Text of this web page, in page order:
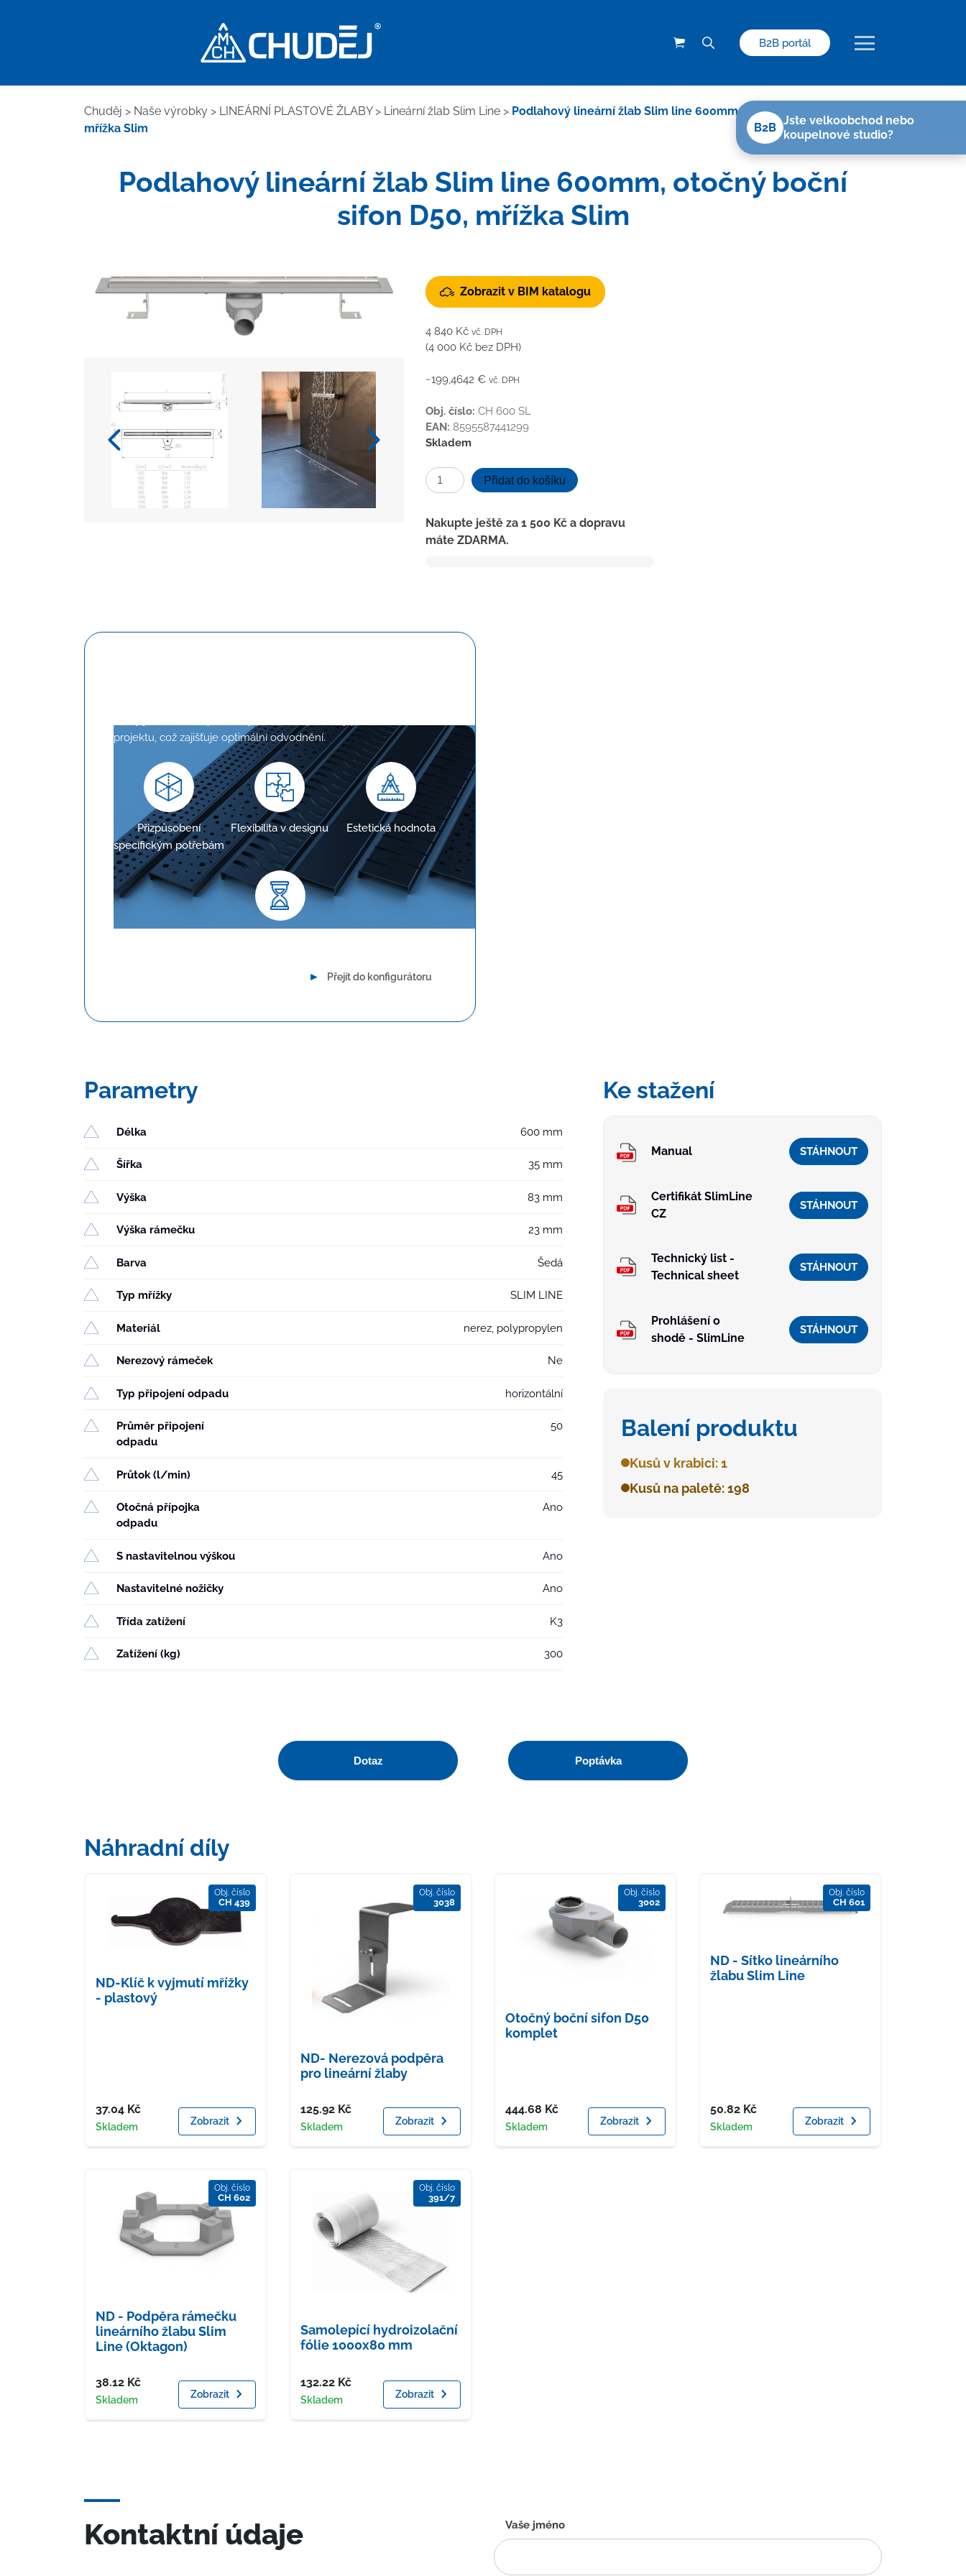
B2B portál
Chuděj > Naše výrobky > LINEÁRNÍ PLASTOVÉ ŽLABY> Lineární žlab Slim Line > Podlahový lineární žlab Slim line 600mm, otočný boční sifon D50,
mřížka Slim
Podlahový lineární žlab Slim line 600mm, otočný boční
sifon D50, mřížka Slim
Zobrazit v BIM katalogu
4 840 Kč vč. DPH
(4 000 Kč bez DPH)
~199,4642 € vč. DPH
Obj. číslo: CH 600 SL
EAN: 8595587441299
Skladem
Podlahový
lineární
Slim
line
D50,
Přidat do košíku
Nakupte ještě za 1 500 Kč a dopravu
máte ZDARMA.
projektu, což zajišťuje optimální odvodnění.
Přizpůsobení
specifickým potřebám
Flexibilita v designu Estetická hodnota
► Přejít do konfigurátoru
Parametry
Délka 600 mm
Šířka 35 mm
Výška 83 mm
Výška rámečku 23 mm
Barva Šedá
Typ mřížky SLIM LINE
Materiál nerez, polypropylen
Nerezový rámeček Ne
Typ připojení odpadu horizontální
Průměr připojení
odpadu
50
Průtok (l/min) 45
Otočná přípojka
odpadu
Ano
S nastavitelnou výškou Ano
Nastavitelné nožičky Ano
Třída zatížení K3
Zatížení (kg) 300
Ke stažení
Manual STÁHNOUT
Certifikát SlimLine
CZ
STÁHNOUT
Technický list -
Technical sheet
STÁHNOUT
Prohlášení o
shodě - SlimLine
STÁHNOUT
Balení produktu
Kusů v krabici: 1
Kusů na paletě: 198
Dotaz Poptávka
Náhradní díly
Obj. číslo
CH 439
ND-Klíč k vyjmutí mřížky
- plastový
Cena
37.04 Kč
Dostupnost
Skladem Zobrazit
Obj. číslo
3038
ND- Nerezová podpěra
pro lineární žlaby
Cena
125.92 Kč
Dostupnost
Skladem Zobrazit
Obj. číslo
3002
Otočný boční sifon D50
komplet
Cena
444.68 Kč
Dostupnost
Skladem Zobrazit
Obj. číslo
CH 601
ND - Sítko lineárního
žlabu Slim Line
Cena
50.82 Kč
Dostupnost
Skladem Zobrazit
Obj. číslo
CH 602
ND - Podpěra rámečku
lineárního žlabu Slim
Line (Oktagon)
Cena
38.12 Kč
Dostupnost
Skladem Zobrazit
Obj. číslo
391/7
Samolepící hydroizolační
fólie 1000x80 mm
Cena
132.22 Kč
Dostupnost
Skladem Zobrazit
B2B
Jste velkoobchod nebo
koupelnové studio?
Kontaktní údaje
Kontaktní
formulář
-
CZ
Vaše jméno